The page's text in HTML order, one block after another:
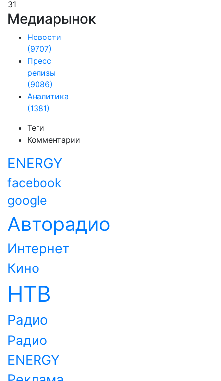
31
Медиарынок
Новости
(9707)
Пресс
релизы
(9086)
Аналитика
(1381)
Теги
Комментарии
ENERGY
facebook
google
Авторадио
Интернет
Кино
НТВ
Радио
Радио
ENERGY